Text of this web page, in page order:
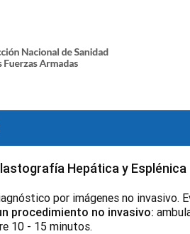
Hepática y Esplénica
por imágenes no invasivo.
procedimiento no invasivo:
10 - 15 minutos.